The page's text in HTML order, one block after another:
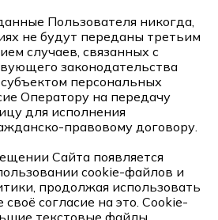
Пользователя никогда,
не будут переданы третьим
случаев, связанных с
законодательства
персональных
Оператору на передачу
для исполнения
правовому договору.
Сайта появляется
cookie-файлов и
продолжая использовать
согласие на это. Сookie-
текстовые файлы,